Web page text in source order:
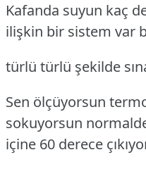
Kafanda suyun kaç
ilişkin bir sistem var
türlü türlü şekilde
Sen ölçüyorsun
sokuyorsun
içine 60 derece